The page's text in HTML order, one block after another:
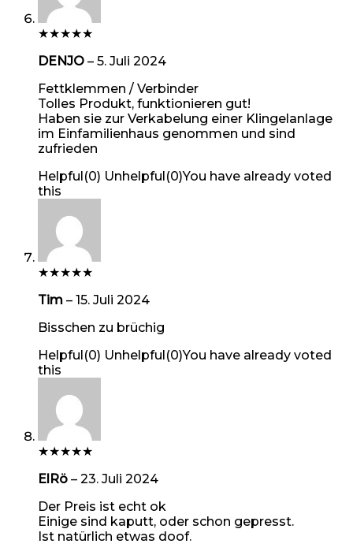
★★★★★
DENJO – 5. Juli 2024
Fettklemmen / Verbinder
Tolles Produkt, funktionieren gut!
Haben sie zur Verkabelung einer Klingelanlage
im Einfamilienhaus genommen und sind
zufrieden
Helpful(0) Unhelpful(0)You have already voted
this
★★★★★
Tim – 15. Juli 2024
Bisschen zu brüchig
Helpful(0) Unhelpful(0)You have already voted
this
★★★★★
ElRö – 23. Juli 2024
Der Preis ist echt ok
Einige sind kaputt, oder schon gepresst.
Ist natürlich etwas doof.